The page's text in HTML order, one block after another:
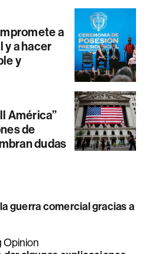
a
a hacer
y
América”
de
dudas
guerra comercial gracias a
Opinion